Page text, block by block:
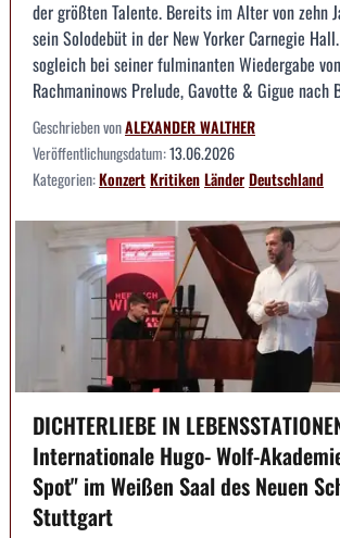
der größten Talente. Bereits im Alter von zehn
sein Solodebüt in der New Yorker Carnegie
sogleich bei seiner fulminanten Wiedergabe
Rachmaninows Prelude, Gavotte & Gigue nach
Geschrieben vonALEXANDER WALTHER
Veröffentlichungsdatum:13.06.2026
Kategorien:KonzertKritikenLänderDeutschland
DICHTERLIEBE IN
Internationale Hugo- Wolf-
Spot" im Weißen Saal des Neuen
Stuttgart